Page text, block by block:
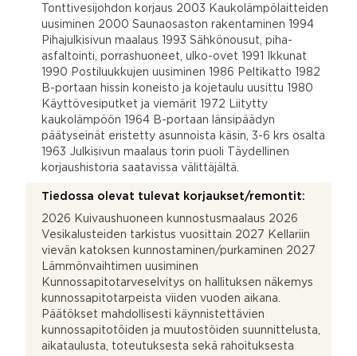
Tonttivesijohdon korjaus 2003 Kaukolämpölaitteiden
uusiminen 2000 Saunaosaston rakentaminen 1994
Pihajulkisivun maalaus 1993 Sähkönousut, piha-
asfaltointi, porrashuoneet, ulko-ovet 1991 Ikkunat
1990 Postiluukkujen uusiminen 1986 Peltikatto 1982
B-portaan hissin koneisto ja kojetaulu uusittu 1980
Käyttövesiputket ja viemärit 1972 Liitytty
kaukolämpöön 1964 B-portaan länsipäädyn
päätyseinät eristetty asunnoista käsin, 3-6 krs osalta
1963 Julkisivun maalaus torin puoli Täydellinen
korjaushistoria saatavissa välittäjältä.
Tiedossa olevat tulevat korjaukset/remontit:
2026 Kuivaushuoneen kunnostusmaalaus 2026
Vesikalusteiden tarkistus vuosittain 2027 Kellariin
vievän katoksen kunnostaminen/purkaminen 2027
Lämmönvaihtimen uusiminen
Kunnossapitotarveselvitys on hallituksen näkemys
kunnossapitotarpeista viiden vuoden aikana.
Päätökset mahdollisesti käynnistettävien
kunnossapitotöiden ja muutostöiden suunnittelusta,
aikataulusta, toteutuksesta sekä rahoituksesta